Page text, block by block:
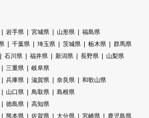
岩手県 宮城県 山形県
福島県
千葉県 埼玉県 茨城県 栃木県
群馬県
石川県 福井県 新潟県 長野県
山梨県
三重県
岐阜県
兵庫県 滋賀県 奈良県
和歌山県
山口県 鳥取県
島根県
徳島県
高知県
熊本県 佐賀県 大分県 宮崎県 鹿児島県